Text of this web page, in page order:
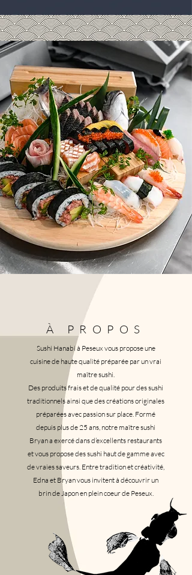
À PROPOS
Sushi Hanabi à Peseux vous propose une
cuisine de haute qualité préparée par un vrai
maître sushi.
Des produits frais et de qualité pour des sushi
traditionnels ainsi que des créations originales
préparées avec passion sur place. Formé
depuis plus de 25 ans, notre maître sushi
Bryan a exercé dans d’excellents restaurants
et vous propose des sushi haut de gamme avec
de vraies saveurs. Entre tradition et créativité,
Edna et Bryan vous invitent à découvrir un
brin de Japon en plein coeur de Peseux.